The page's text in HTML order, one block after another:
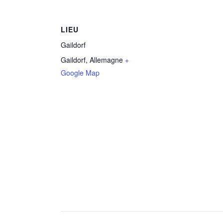
LIEU
Gaildorf
Gaildorf, Allemagne +
Google Map